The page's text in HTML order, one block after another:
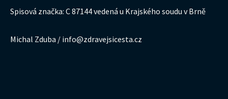
Spisová značka: C 87144 vedená u Krajského soudu v Brně
Michal Zduba / info@zdravejsicesta.cz